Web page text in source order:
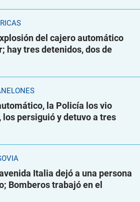
del cajero automático
hay tres detenidos, dos de
la Policía los vio
los persiguió y detuvo a tres
Italia dejó a una persona
Bomberos trabajó en el